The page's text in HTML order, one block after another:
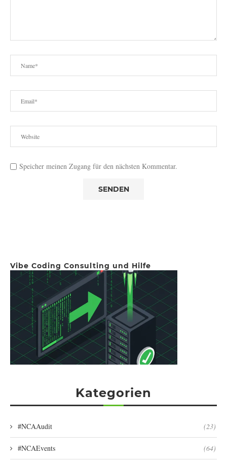
Speicher meinen Zugang für den nächsten Kommentar.
Vibe Coding Consulting und Hilfe
Kategorien
#NCAAudit (23)
#NCAEvents (64)